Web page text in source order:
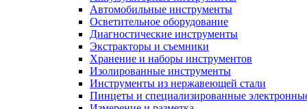
Автомобильные инструменты
Осветительное оборудование
Диагностические инструменты
Экстракторы и съемники
Хранение и наборы инструментов
Изолированные инструменты
Инструменты из нержавеющей стали
Пинцеты и специализированные